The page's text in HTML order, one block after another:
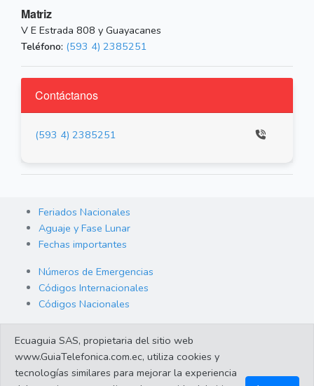
Matriz
V E Estrada 808 y Guayacanes
Teléfono: (593 4) 2385251
Contáctanos
(593 4) 2385251
Feriados Nacionales
Aguaje y Fase Lunar
Fechas importantes
Números de Emergencias
Códigos Internacionales
Códigos Nacionales
Cambio de Divisas
Enlaces de interes
Ecuaguia SAS, propietaria del sitio web
www.GuiaTelefonica.com.ec, utiliza cookies y
tecnologías similares para mejorar la experiencia